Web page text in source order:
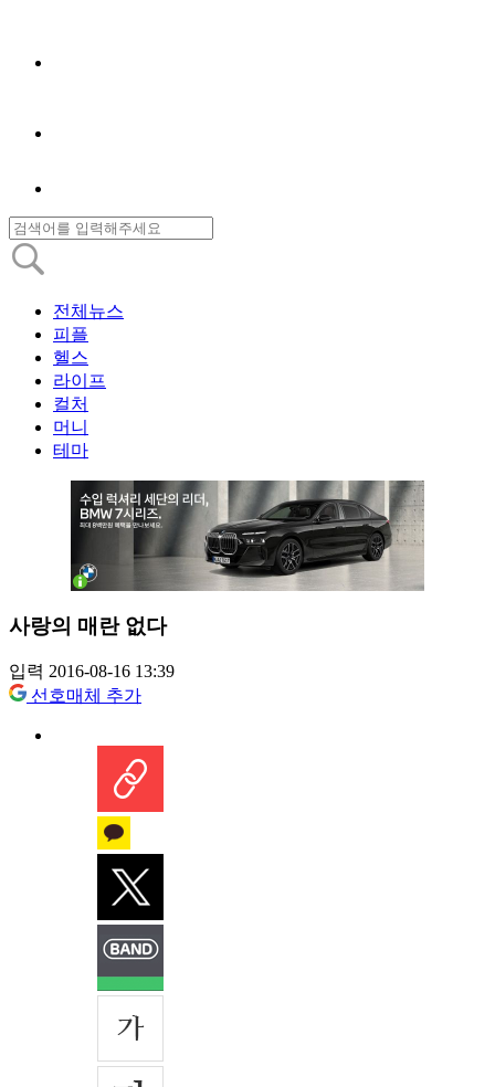
전체뉴스
피플
헬스
라이프
컬처
머니
테마
사랑의 매란 없다
입력 2016-08-16 13:39
선호매체 추가